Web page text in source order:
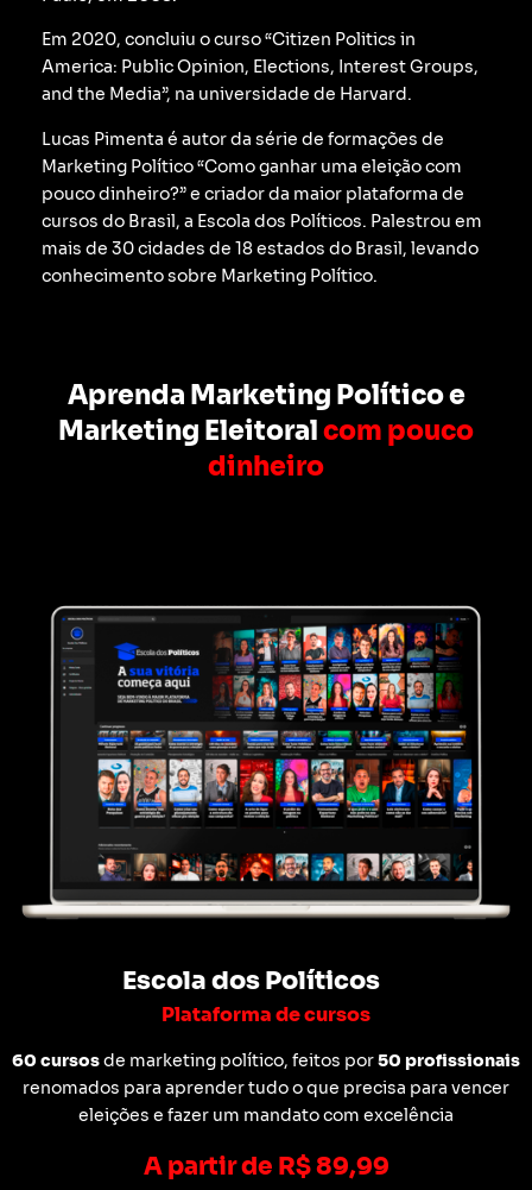
Em 2020, concluiu o curso “Citizen Politics in
America: Public Opinion, Elections, Interest Groups,
and the Media”, na universidade de Harvard.
Lucas Pimenta é autor da série de formações de
Marketing Político “Como ganhar uma eleição com
pouco dinheiro?” e criador da maior plataforma de
cursos do Brasil, a Escola dos Políticos. Palestrou em
mais de 30 cidades de 18 estados do Brasil, levando
conhecimento sobre Marketing Político.
Aprenda Marketing Político e
Marketing Eleitoral com pouco
dinheiro
Escola dos Políticos
Plataforma de cursos
60 cursosde marketing político, feitos por50 profissionais
renomados para aprender tudo o que precisa para vencer
eleições e fazer um mandato com excelência
A partir de R$ 89,99